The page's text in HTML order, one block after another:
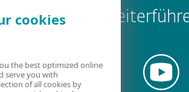
cookies
the best optimized online
serve you with
of all cookies by